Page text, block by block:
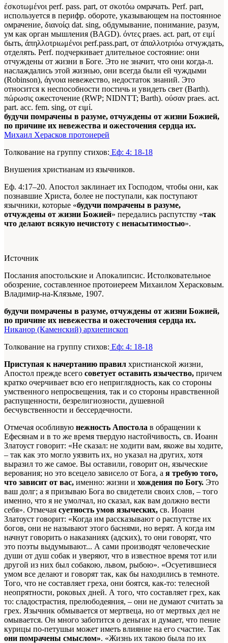
έσκοτωμένοι perf. pass. part, от σκοτόω омрачать. Perf. part,
используется в перифр. обороте, указывающем на постоянное
омрачение, διανοίςι dat. sing, обдумывание, понимание, разум,
ум как орган мышления (BAGD). όντες praes. act. part, от ειμί
быть, άπηλλοτριωμένοι perf.pass.part, от άπαλλοτριόω отчуждать,
отделять. Perf. подчеркивает длительное состояние: они
отчуждены от жизни в Боге. Это не значит, что они когда-л.
наслаждались этой жизнью, они всегда были ей чуждыми
(Robinson), άγνοια невежество, недостаток знаний. Это
относится к неспособности постичь и увидеть свет (Barth).
πώρωσις ожесточение (RWP; NIDNTT; Barth). ούσαν praes. act.
part. acc. fem. sing, от ειμί.
будучи помрачены в разуме, отчуждены от жизни Божией,
по причине их невежества и ожесточения сердца их.
Михаил Херасков протоиерей
Толкование на группу стихов: Еф: 4: 18-18
Внушения христианам из язычников.
Еф. 4:17–20. Апостол заклинает их Господом, чтобы они, как
познавшие Христа, более не поступали, как поступают
язычники, которые «будучи помрачены в разуме,
отчуждены от жизни Божией» передались распутству «так
что делают всякую нечистоту с ненасытимостью».
Источник
Послания апостольские и Апокалипсис. Истолковательное
обозрение, составленное протоиереем Михаилом Херасковым.
Владимир-на-Клязьме, 1907.
будучи помрачены в разуме, отчуждены от жизни Божией,
по причине их невежества и ожесточения сердца их.
Никанор (Каменский) архиепископ
Толкование на группу стихов: Еф: 4: 18-18
Приступая к начертанию правил христианской жизни,
Апостол прежде всего советует оставить язычество, причем
кратко очерчивает всю его неприглядность, как со стороны
умственного непросвещения, так и со стороны нравственной
распущенности, безрелигиозности, душевной
бесчувственности и бессердечности.
Отмечая особливую нежность Апостола в обращении к
Ефесянам и в то же время твердую настойчивость, св. Иоанн
Златоуст говорит: «Не сказал: не ходити вам, якоже вы ходите,
– так как это могло уязвить их, но указал на других, хотя
выразил то же самое. Вы оставили, говорит он, языческие
верования; но это всецело зависело от Бога, а я требую того,
что зависит от вас, именно: жизни и хождения по Богу. Это
ваш долг; а я призываю Бога во свидетели своих слов, – того
именно, что я не умолчал, но сказал, как вам должно вести
себя». Отмечая суетность умов языческих, св. Иоанн
Златоуст говорит: «Когда им рассказывают о распутстве их
богов, они не называют этого баснями, но верят. А когда им
начнут говорить о наказаниях (адских), то они говорят, что
это поэты выдумывают... А сами производят человеческие
души от душ собак и уверяют, что в известное время тот или
другой из них был собакою, львом, рыбою». «Осуетившиеся
умом все делают и говорят так, как бы находились в темноте.
Того, что не составляет греха, они боятся, как-то: телесной
неопрятности, роковых дней. А того, что составляет грех, как
то: сладострастия, прелюбодеяния, – они не думают считать за
грех. Язычник обмывается от мертвеца, но от мертвых дел не
омывается. Он много заботится о деньгах и думает, что пение
курицы по-петушьи может иметь влияние на его счастие. Так
они помрачены смыслом». «Жизнь их такою была по их